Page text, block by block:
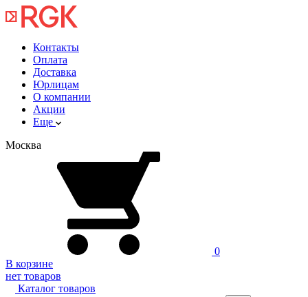
Контакты
Оплата
Доставка
Юрлицам
О компании
Акции
Еще
Москва
0
В корзине
нет товаров
Каталог товаров